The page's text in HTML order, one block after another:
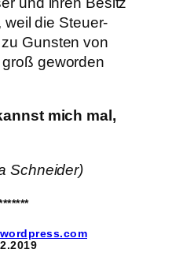
weil die Steuer-
Gunsten von
geworden
mich mal,
Schneider)